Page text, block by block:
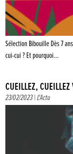
Sélection Bibouille Dès 7
cui-cui ? Et pourquoi…
CUEILLEZ, CUEILLEZ
23/02/2023 |L'Actu